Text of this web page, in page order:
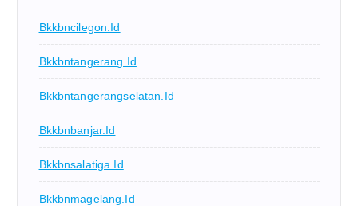
Bkkbncilegon.id
Bkkbntangerang.id
Bkkbntangerangselatan.id
Bkkbnbanjar.id
Bkkbnsalatiga.id
Bkkbnmagelang.id